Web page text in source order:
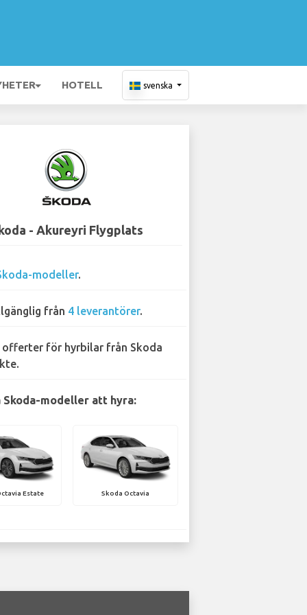
HOTELL svenska
- Akureyri Flygplats
modeller.
från 4 leverantörer.
offerter för hyrbilar från Skoda
Skoda-modeller att hyra:
Estate Skoda Octavia